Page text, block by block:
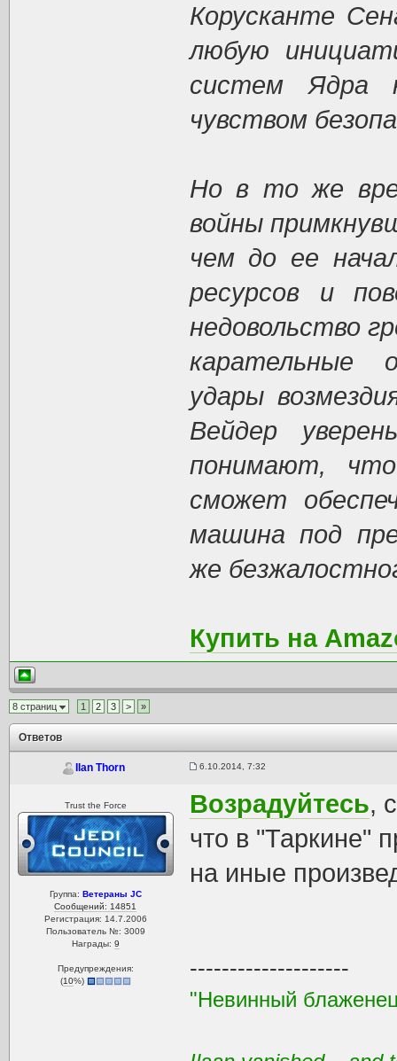
Корусканте
любую
систем Ядра
чувством
Но в то же
войны
чем до ее
ресурсов и
недовольство
карательные
удары
Вейдер
понимают,
сможет
машина под
же
Купить на
8 страниц 1 2 3 > »
Ответов
Ilan Thorn 6.10.2014, 7:32
Trust the Force
Группа: Ветераны JC
Сообщений: 14851
Регистрация: 14.7.2006
Пользователь №: 3009
Награды: 9
Предупреждения:
(10%)
Возрадуйтесь,
что в "Таркине"
на иные
--------------------
"Невинный